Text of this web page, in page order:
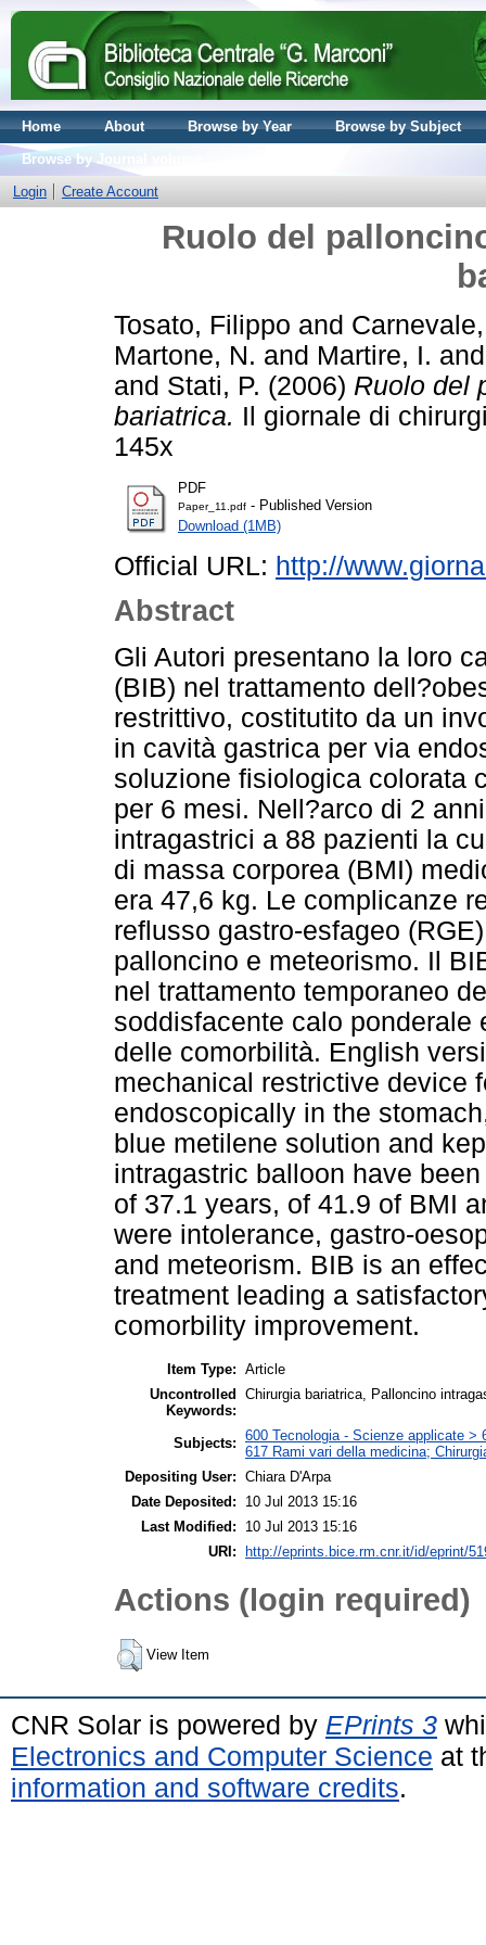
Home About Browse by Year
Browse by Subject
Browse by Journal volume
Login
Create Account
Ruolo del
Tosato, Filippo and
Martone, N. and Martire, I.
and Stati, P. (2006) Ruolo del
bariatrica. Il giornale di
145x
PDF
Paper_11.pdf - Published Version
Download (1MB)
Official URL: http://
Abstract
Gli Autori presentano la loro
(BIB) nel trattamento
restrittivo, costitutito da un
in cavità gastrica per via
soluzione fisiologica colorata
per 6 mesi. Nell?arco di 2
intragastrici a 88 pazienti la
di massa corporea (BMI)
era 47,6 kg. Le complicanze
reflusso gastro-esfageo
palloncino e meteorismo. Il
nel trattamento temporaneo
soddisfacente calo ponderale
delle comorbilità. English
mechanical restrictive device
endoscopically in the
blue metilene solution and
intragastric balloon have
of 37.1 years, of 41.9 of BMI
were intolerance, gastro-
and meteorism. BIB is an
treatment leading a
comorbility improvement.
Item Type: Article
Uncontrolled
Keywords:
Chirurgia bariatrica, Palloncino
Subjects: 600 Tecnologia - Scienze applicate
617 Rami vari della medicina;
Depositing User: Chiara D'Arpa
Date Deposited:
10 Jul 2013 15:16
Last Modified:
10 Jul 2013 15:16
URI:
http://eprints.bice.rm.cnr.it/id/eprint/
Actions (login required)
View Item
CNR Solar is powered by EPrints 3
Electronics and Computer Science at
information and software credits.